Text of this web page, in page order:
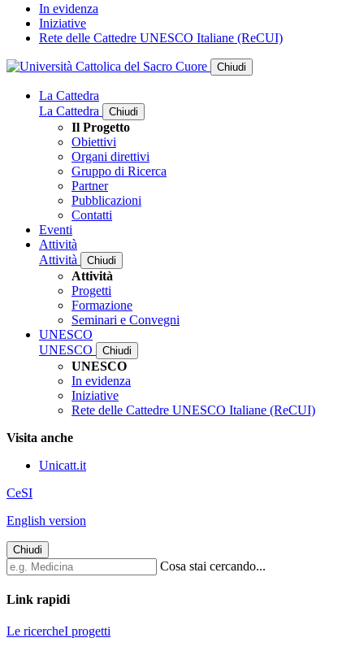
In evidenza
Iniziative
Rete delle Cattedre UNESCO Italiane (ReCUI)
Chiudi
La Cattedra
La Cattedra
Chiudi
Il Progetto
Obiettivi
Organi direttivi
Gruppo di Ricerca
Partner
Pubblicazioni
Contatti
Eventi
Attività
Attività
Chiudi
Attività
Progetti
Formazione
Seminari e Convegni
UNESCO
UNESCO
Chiudi
UNESCO
In evidenza
Iniziative
Rete delle Cattedre UNESCO Italiane (ReCUI)
Visita anche
Unicatt.it
CeSI
English version
Chiudi
Cosa stai cercando...
Link rapidi
Le ricercheI progetti